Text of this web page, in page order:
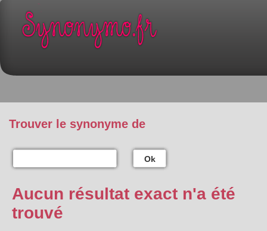
Trouver le synonyme de
Ok
Aucun résultat exact n'a été
trouvé